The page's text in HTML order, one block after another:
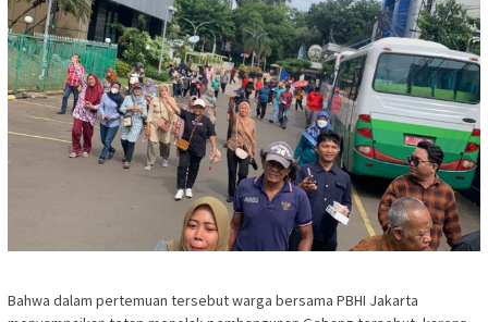
Bahwa dalam pertemuan tersebut warga bersama PBHI Jakarta